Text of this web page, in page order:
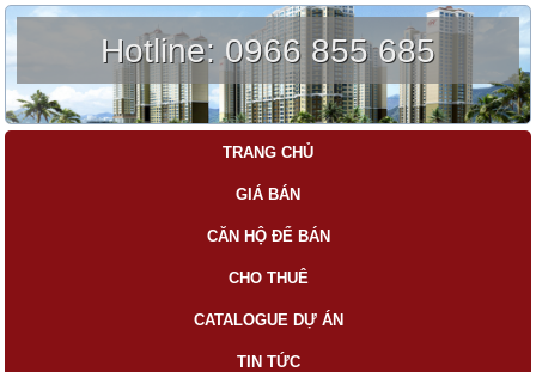
Hotline:0966 855 685
TRANG CHỦ
GIÁ BÁN
CĂN HỘ ĐỂ BÁN
CHO THUÊ
CATALOGUE DỰ ÁN
TIN TỨC